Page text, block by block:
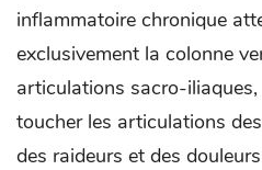
inflammatoire chronique
exclusivement la colonne
articulations sacro-
toucher les articulations
des raideurs et des